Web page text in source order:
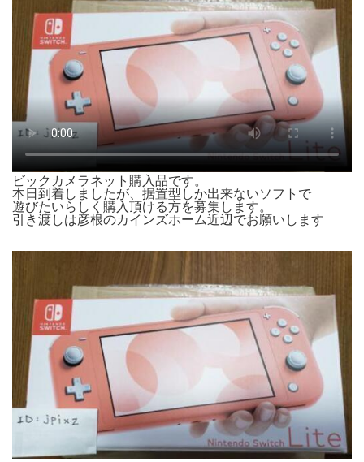
ビックカメラネット購入品です。
本日到着しましたが、据置型しか出来ないソフトで
遊びたいらしく購入頂ける方を募集します。
引き渡しは彦根のカインズホーム近辺でお願いします